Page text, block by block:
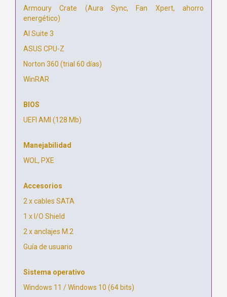
Armoury Crate (Aura Sync, Fan Xpert, ahorro
energético)
AI Suite 3
ASUS CPU-Z
Norton 360 (trial 60 días)
WinRAR
BIOS
UEFI AMI (128 Mb)
Manejabilidad
WOL, PXE
Accesorios
2 x cables SATA
1 x I/O Shield
2 x anclajes M.2
Guía de usuario
Sistema operativo
Windows 11 / Windows 10 (64 bits)